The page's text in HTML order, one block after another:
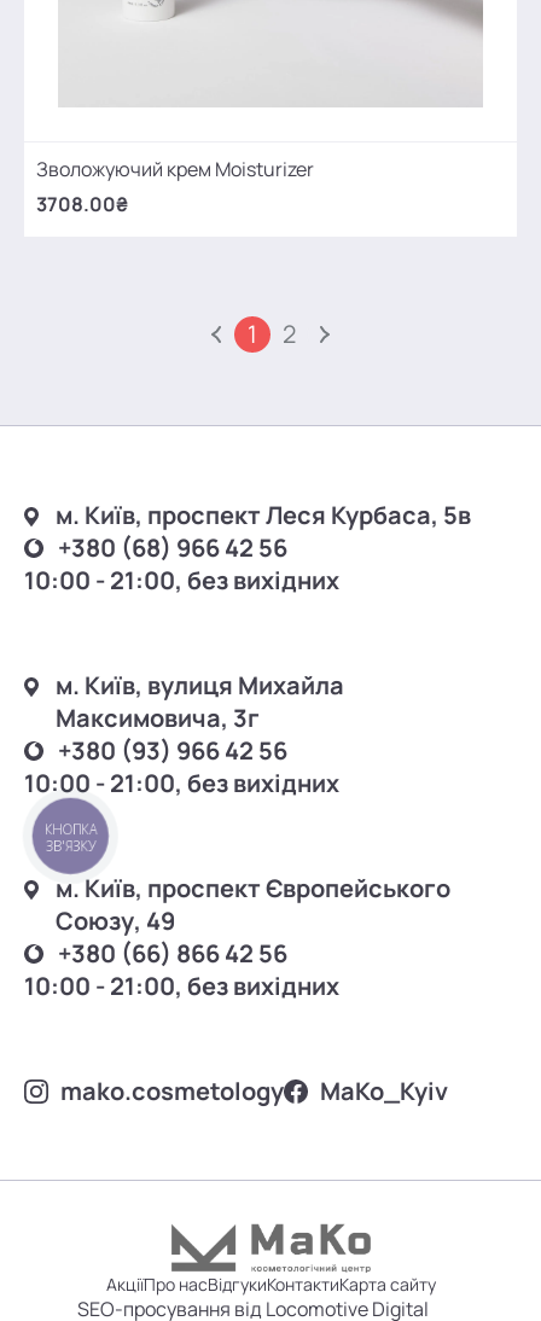
Зволожуючий крем Moisturizer
3708.00₴
1 2
м. Київ, проспект Леся Курбаса, 5в
+380 (68) 966 42 56
10:00 - 21:00, без вихідних
м. Київ, вулиця Михайла
Максимовича, 3г
+380 (93) 966 42 56
10:00 - 21:00, без вихідних
м. Київ, проспект Європейського
Союзу, 49
+380 (66) 866 42 56
10:00 - 21:00, без вихідних
mako.cosmetology MаKo_Kyiv
АкціїПро насВідгукиКонтактиКарта сайту
SEO-просування від Locomotive Digital
КНОПКА
ЗВ'ЯЗКУ